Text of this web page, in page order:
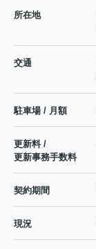
所在地
交通
駐車場 / 月額
更新料 /
更新事務手数料
契約期間
現況